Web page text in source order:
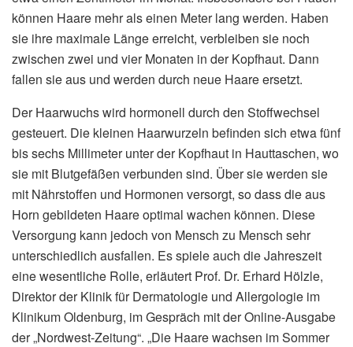
können Haare mehr als einen Meter lang werden. Haben
sie ihre maximale Länge erreicht, verbleiben sie noch
zwischen zwei und vier Monaten in der Kopfhaut. Dann
fallen sie aus und werden durch neue Haare ersetzt.
Der Haarwuchs wird hormonell durch den Stoffwechsel
gesteuert. Die kleinen Haarwurzeln befinden sich etwa fünf
bis sechs Millimeter unter der Kopfhaut in Hauttaschen, wo
sie mit Blutgefäßen verbunden sind. Über sie werden sie
mit Nährstoffen und Hormonen versorgt, so dass die aus
Horn gebildeten Haare optimal wachen können. Diese
Versorgung kann jedoch von Mensch zu Mensch sehr
unterschiedlich ausfallen. Es spiele auch die Jahreszeit
eine wesentliche Rolle, erläutert Prof. Dr. Erhard Hölzle,
Direktor der Klinik für Dermatologie und Allergologie im
Klinikum Oldenburg, im Gespräch mit der Online-Ausgabe
der „Nordwest-Zeitung“. „Die Haare wachsen im Sommer